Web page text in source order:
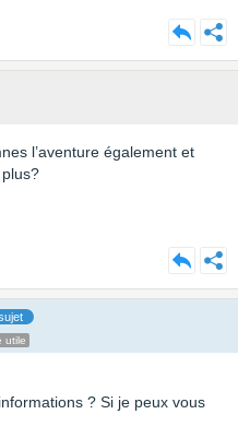
l’aventure également et
utile
? Si je peux vous